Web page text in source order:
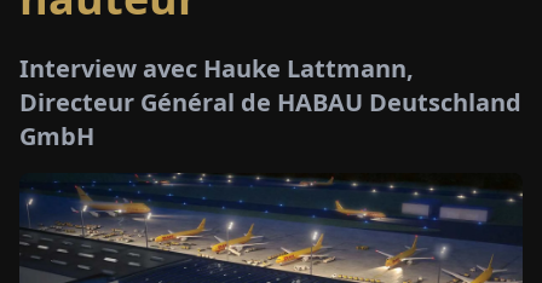
Interview avec Hauke Lattmann,
Directeur Général de HABAU Deutschland
GmbH